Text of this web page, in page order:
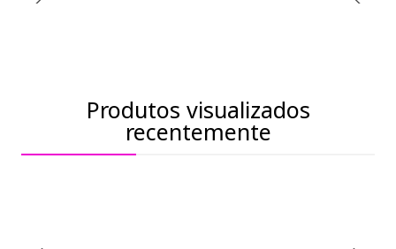
Produtos visualizados
recentemente